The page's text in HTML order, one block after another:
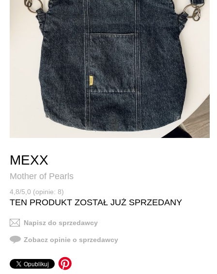
MEXX
Mother of Pearls
4,8/5,0 (opinie: 8)
TEN PRODUKT ZOSTAŁ JUŻ SPRZEDANY
Napisz do sprzedawcy
Zobacz opinie o sprzedawcy